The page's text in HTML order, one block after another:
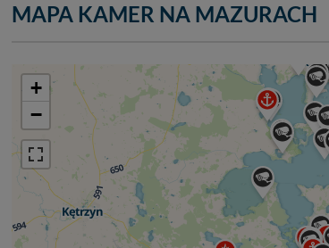
MAPA KAMER NA MAZURACH
+
−